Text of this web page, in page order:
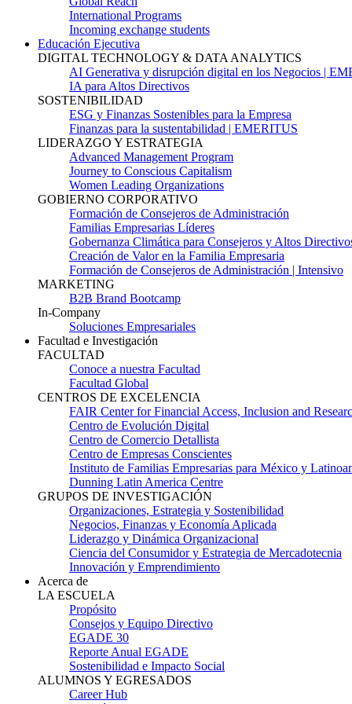
International Programs
Incoming exchange students
Educación Ejecutiva
DIGITAL TECHNOLOGY & DATA ANALYTICS
AI Generativa y disrupción digital en los Negocios |
IA para Altos Directivos
SOSTENIBILIDAD
ESG y Finanzas Sostenibles para la Empresa
Finanzas para la sustentabilidad | EMERITUS
LIDERAZGO Y ESTRATEGIA
Advanced Management Program
Journey to Conscious Capitalism
Women Leading Organizations
GOBIERNO CORPORATIVO
Formación de Consejeros de Administración
Familias Empresarias Líderes
Gobernanza Climática para Consejeros y Altos
Creación de Valor en la Familia Empresaria
Formación de Consejeros de Administración | Intensivo
MARKETING
B2B Brand Bootcamp
In-Company
Soluciones Empresariales
Facultad e Investigación
FACULTAD
Conoce a nuestra Facultad
Facultad Global
CENTROS DE EXCELENCIA
FAIR Center for Financial Access, Inclusion and
Centro de Evolución Digital
Centro de Comercio Detallista
Centro de Empresas Conscientes
Instituto de Familias Empresarias para México y
Dunning Latin America Centre
GRUPOS DE INVESTIGACIÓN
Organizaciones, Estrategia y Sostenibilidad
Negocios, Finanzas y Economía Aplicada
Liderazgo y Dinámica Organizacional
Ciencia del Consumidor y Estrategia de Mercadotecnia
Innovación y Emprendimiento
Acerca de
LA ESCUELA
Propósito
Consejos y Equipo Directivo
EGADE 30
Reporte Anual EGADE
Sostenibilidad e Impacto Social
ALUMNOS Y EGRESADOS
Career Hub